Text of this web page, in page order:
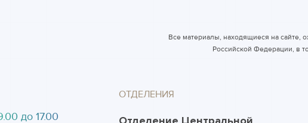
Все материалы, находящиеся на сайте,
Российской Федерации, в
до 17.00
ОТДЕЛЕНИЯ